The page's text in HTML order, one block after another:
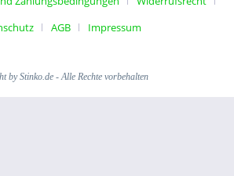
AGB Impressum
by Stinko.de - Alle Rechte vorbehalten